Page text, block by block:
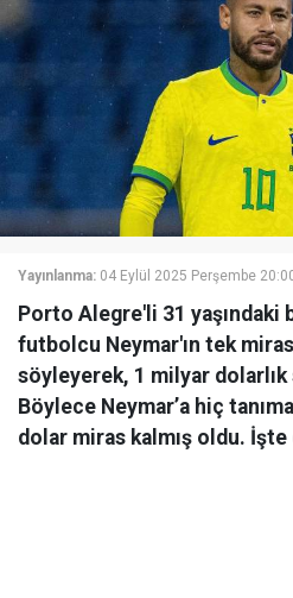
Yayınlanma: 04 Eylül 2025 Perşembe
Porto Alegre'li 31 yaşındaki
futbolcu Neymar'ın tek
söyleyerek, 1 milyar dolarlık
Böylece Neymar’a hiç
dolar miras kalmış oldu.